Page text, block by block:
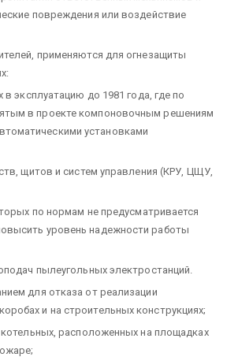
повреждения или воздействие
применяются для огнезащиты
эксплуатацию до 1981 года, где по
в проекте компоновочным решениям
установками
щитов и систем управления (КРУ, ЦЩУ,
по нормам не предусматривается
уровень надежности работы
пылеугольных электростанций.
для отказа от реализации
и на строительных конструкциях;
расположенных на площадках